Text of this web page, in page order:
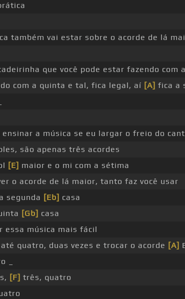
também vai estar sobre o acorde de lá
que você pode estar fazendo com
com a quinta e tal, fica legal, aí [A] fica a
ensinar a música se eu largar o freio do
são apenas três acordes
[E] maior e o mi com a sétima
o acorde de lá maior, tanto faz você usar
segunda [Eb] casa
[Gb] casa
essa música mais fácil
quatro, duas vezes e trocar o acorde [A]
_
[F] três, quatro